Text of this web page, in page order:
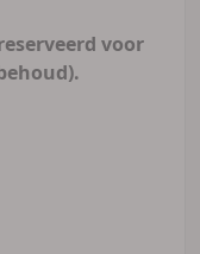
voor